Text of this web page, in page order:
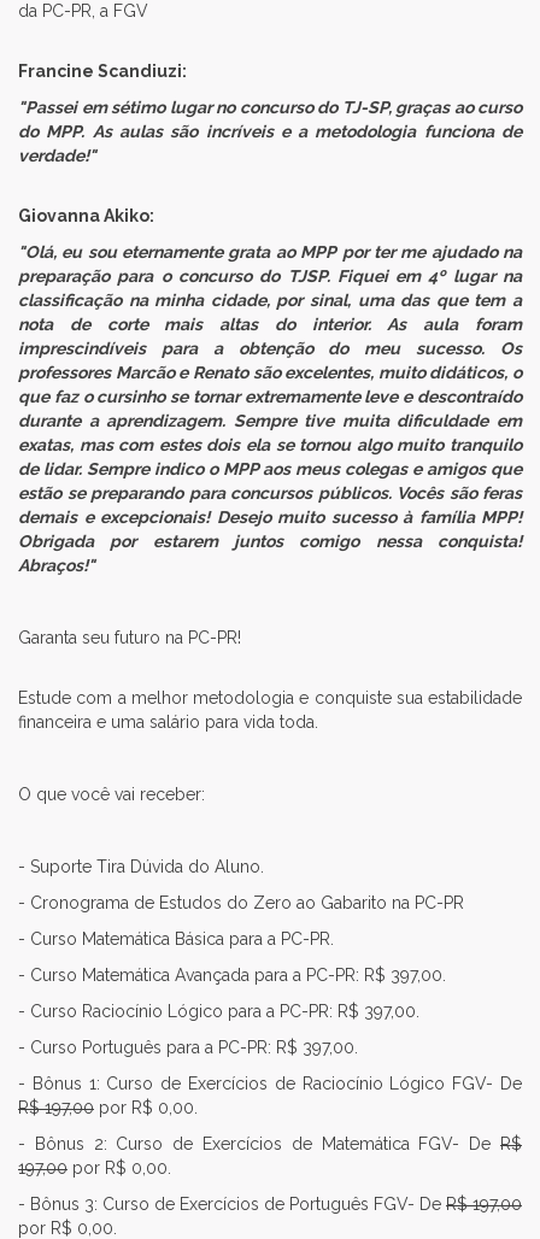
da PC-PR, a FGV
Francine Scandiuzi:
"Passei em sétimo lugar no concurso do TJ-SP, graças ao curso
do MPP. As aulas são incríveis e a metodologia funciona de
verdade!"
Giovanna Akiko:
"Olá, eu sou eternamente grata ao MPP por ter me ajudado na
preparação para o concurso do TJSP. Fiquei em 4º lugar na
classificação na minha cidade, por sinal, uma das que tem a
nota de corte mais altas do interior. As aula foram
imprescindíveis para a obtenção do meu sucesso. Os
professores Marcão e Renato são excelentes, muito didáticos, o
que faz o cursinho se tornar extremamente leve e descontraído
durante a aprendizagem. Sempre tive muita dificuldade em
exatas, mas com estes dois ela se tornou algo muito tranquilo
de lidar. Sempre indico o MPP aos meus colegas e amigos que
estão se preparando para concursos públicos. Vocês são feras
demais e excepcionais! Desejo muito sucesso à família MPP!
Obrigada por estarem juntos comigo nessa conquista!
Abraços!"
Garanta seu futuro na PC-PR!
Estude com a melhor metodologia e conquiste sua estabilidade
financeira e uma salário para vida toda.
O que você vai receber:
- Suporte Tira Dúvida do Aluno.
- Cronograma de Estudos do Zero ao Gabarito na PC-PR
- Curso Matemática Básica para a PC-PR.
- Curso Matemática Avançada para a PC-PR: R$ 397,00.
- Curso Raciocínio Lógico para a PC-PR: R$ 397,00.
- Curso Português para a PC-PR: R$ 397,00.
- Bônus 1: Curso de Exercícios de Raciocínio Lógico FGV- De
R$ 197,00 por R$ 0,00.
- Bônus 2: Curso de Exercícios de Matemática FGV- De R$
197,00 por R$ 0,00.
- Bônus 3: Curso de Exercícios de Português FGV- De R$ 197,00
por R$ 0,00.